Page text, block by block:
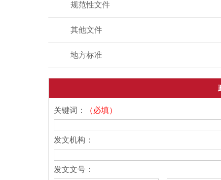
规范性文件
其他文件
地方标准
关键词： （必填）
发文机构：
发文文号：